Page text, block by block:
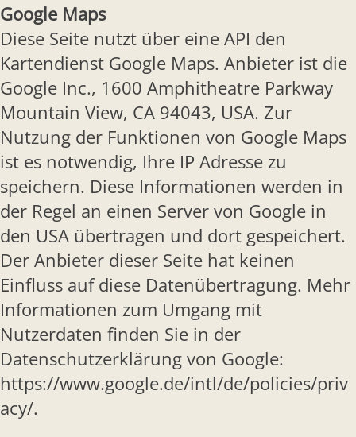
Google Maps
Diese Seite nutzt über eine API den
Kartendienst Google Maps. Anbieter ist die
Google Inc., 1600 Amphitheatre Parkway
Mountain View, CA 94043, USA. Zur
Nutzung der Funktionen von Google Maps
ist es notwendig, Ihre IP Adresse zu
speichern. Diese Informationen werden in
der Regel an einen Server von Google in
den USA übertragen und dort gespeichert.
Der Anbieter dieser Seite hat keinen
Einfluss auf diese Datenübertragung. Mehr
Informationen zum Umgang mit
Nutzerdaten finden Sie in der
Datenschutzerklärung von Google:
https://www.google.de/intl/de/policies/priv
acy/.